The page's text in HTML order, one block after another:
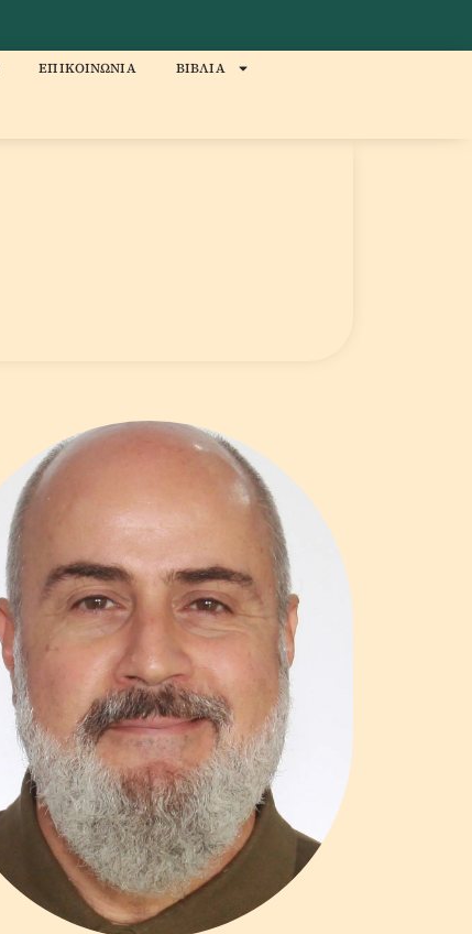
ΕΠΙΚΟΙΝΩΝΙΑ ΒΙΒΛΙΑ